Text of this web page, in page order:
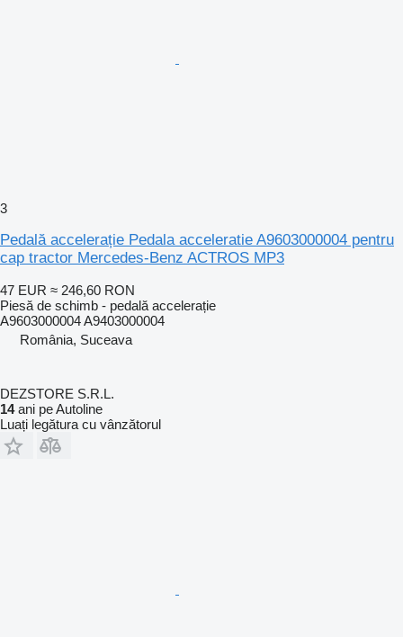
3
Pedală accelerație Pedala acceleratie A9603000004 pentru
cap tractor Mercedes-Benz ACTROS MP3
47 EUR ≈ 246,60 RON
Piesă de schimb - pedală accelerație
A9603000004 A9403000004
România, Suceava
DEZSTORE S.R.L.
14ani pe Autoline
Luați legătura cu vânzătorul